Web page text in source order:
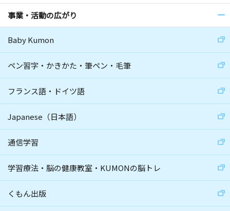
事業・活動の広がり
Baby Kumon
ペン習字・かきかた・筆ペン・毛筆
フランス語・ドイツ語
Japanese（日本語）
通信学習
学習療法・脳の健康教室・KUMONの脳トレ
くもん出版